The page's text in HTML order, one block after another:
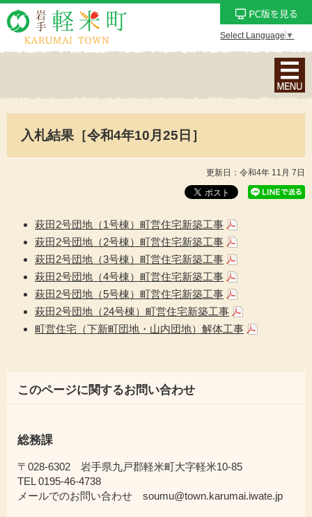
Select Language ▼
ナ
ビ
ン
メ
入札結果［令和4年10月25日］
更新日：令和4年 11月 7日
萩田2号団地（1号棟）町営住宅新築工事
萩田2号団地（2号棟）町営住宅新築工事
萩田2号団地（3号棟）町営住宅新築工事
萩田2号団地（4号棟）町営住宅新築工事
萩田2号団地（5号棟）町営住宅新築工事
萩田2号団地（24号棟）町営住宅新築工事
町営住宅（下新町団地・山内団地）解体工事
このページに関するお問い合わせ
総務課
〒028-6302 岩手県九戸郡軽米町大字軽米10-85
TEL 0195-46-4738
メールでのお問い合わせ soumu@town.karumai.iwate.jp